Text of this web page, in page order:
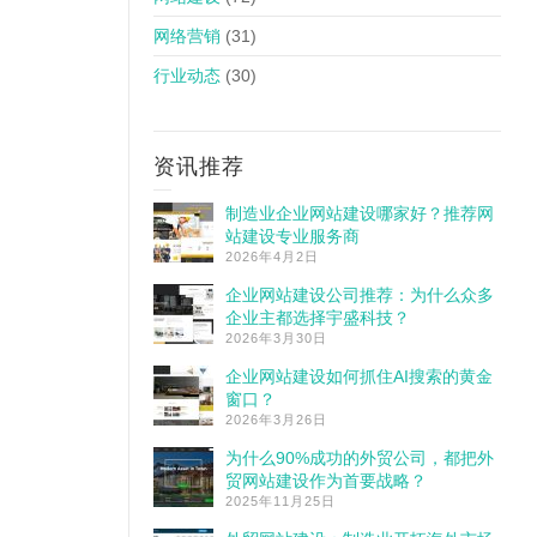
网络营销 (31)
行业动态 (30)
资讯推荐
制造业企业网站建设哪家好？推荐网
站建设专业服务商
2026年4月2日
企业网站建设公司推荐：为什么众多
企业主都选择宇盛科技？
2026年3月30日
企业网站建设如何抓住AI搜索的黄金
窗口？
2026年3月26日
为什么90%成功的外贸公司，都把外
贸网站建设作为首要战略？
2025年11月25日